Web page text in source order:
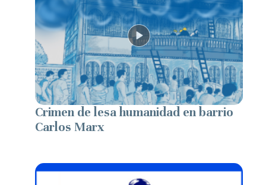
Crimen de lesa humanidad en barrio
Carlos Marx